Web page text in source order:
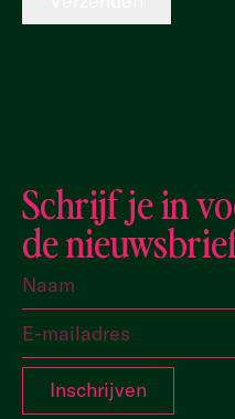
Schrijf je in
de